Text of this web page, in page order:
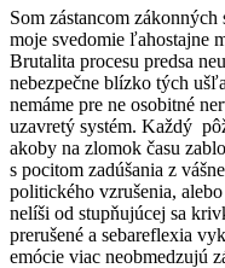
Som zástancom
moje svedomie ľahostajne
Brutalita procesu predsa
nebezpečne blízko tých
nemáme pre ne osobitné
uzavretý systém. Každý
akoby na zlomok času
s pocitom zadúšania z
politického vzrušenia,
nelíši od stupňujúcej sa
prerušené a sebareflexia
emócie viac neobmedzujú